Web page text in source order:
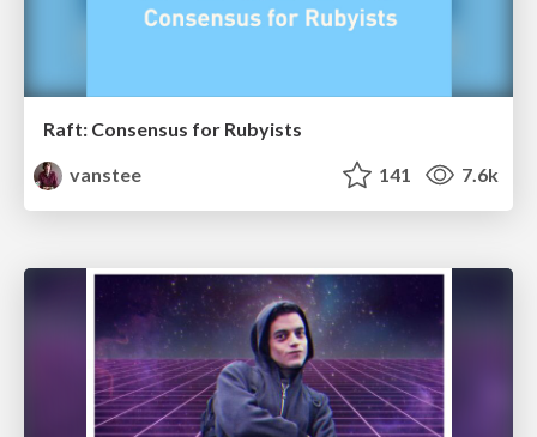
Raft: Consensus for Rubyists
vanstee
141 7.6k